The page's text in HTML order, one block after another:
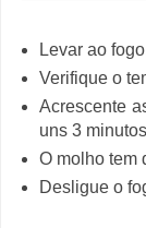
Levar ao
Verifique o
Acrescente
uns 3 minutos
O molho tem
Desligue o